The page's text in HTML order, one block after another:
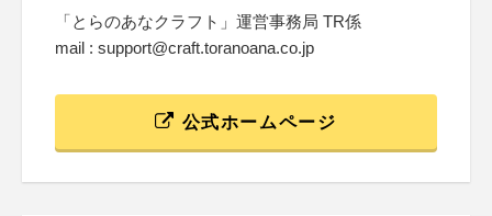
「とらのあなクラフト」運営事務局 TR係
mail : support@craft.toranoana.co.jp
公式ホームページ